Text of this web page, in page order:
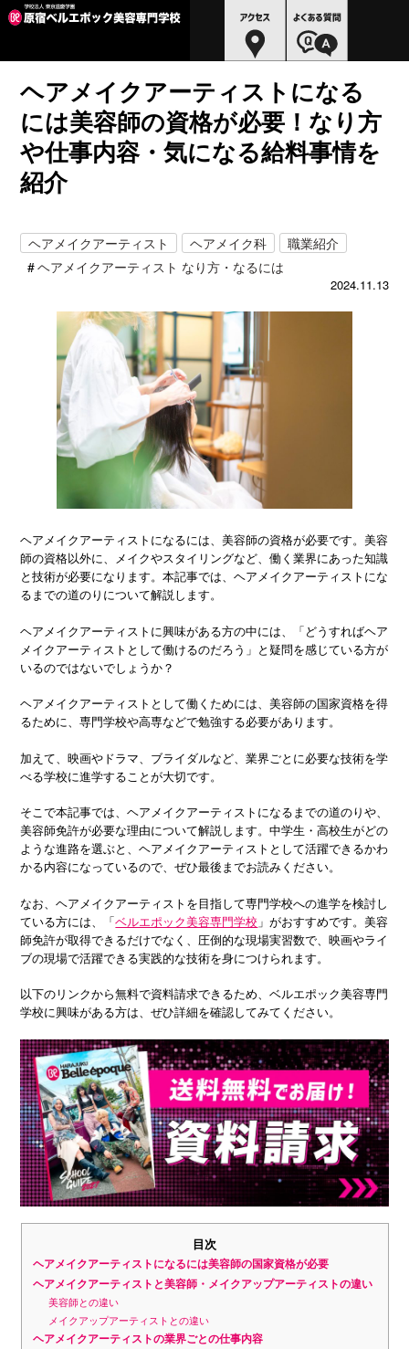
ヘアメイクアーティストになる
には美容師の資格が必要！なり方
や仕事内容・気になる給料事情を
紹介
ヘアメイクアーティスト ヘアメイク科
職業紹介
ヘアメイクアーティスト なり方・なるには
2024.11.13
ヘアメイクアーティストになるには、美容師の資格が必要です。美容
師の資格以外に、メイクやスタイリングなど、働く業界にあった知識
と技術が必要になります。本記事では、ヘアメイクアーティストにな
るまでの道のりについて解説します。
ヘアメイクアーティストに興味がある方の中には、「どうすればヘア
メイクアーティストとして働けるのだろう」と疑問を感じている方が
いるのではないでしょうか？
ヘアメイクアーティストとして働くためには、美容師の国家資格を得
るために、専門学校や高専などで勉強する必要があります。
加えて、映画やドラマ、ブライダルなど、業界ごとに必要な技術を学
べる学校に進学することが大切です。
そこで本記事では、ヘアメイクアーティストになるまでの道のりや、
美容師免許が必要な理由について解説します。中学生・高校生がどの
ような進路を選ぶと、ヘアメイクアーティストとして活躍できるかわ
かる内容になっているので、ぜひ最後までお読みください。
なお、ヘアメイクアーティストを目指して専門学校への進学を検討し
ている方には、「ベルエポック美容専門学校 」がおすすめです。美容
師免許が取得できるだけでなく、圧倒的な現場実習数で、映画やライ
ブの現場で活躍できる実践的な技術を身につけられます。
以下のリンクから無料で資料請求できるため、ベルエポック美容専門
学校に興味がある方は、ぜひ詳細を確認してみてください。
目次
ヘアメイクアーティストになるには美容師の国家資格が必要
ヘアメイクアーティストと美容師・メイクアップアーティストの違い
美容師との違い
メイクアップアーティストとの違い
ヘアメイクアーティストの業界ごとの仕事内容